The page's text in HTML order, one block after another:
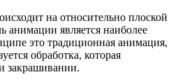
на относительно плоской
анимации является наиболее
это традиционная анимация,
обработка, которая
закрашивании.